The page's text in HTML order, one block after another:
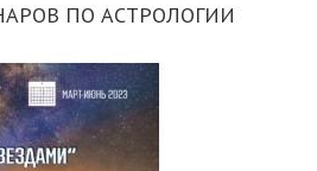
ПО АСТРОЛОГИИ